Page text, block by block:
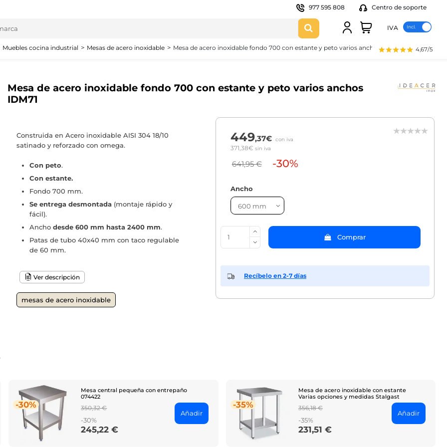
977 595 808 Centro de soporte
IVA
4,67/5
Muebles cocina industrial Mesas de acero inoxidable Mesa de acero inoxidable fondo 700 con estante y peto varios anchos IDM71
Mesa de acero inoxidable fondo 700 con estante y peto varios anchos
IDM71
Construida en Acero inoxidable AISI 304 18/10
satinado y reforzado con omega.
Con peto.
Con estante.
Fondo 700 mm.
Se entrega desmontada (montaje rápido y
fácil).
Ancho desde 600 mm hasta 2400 mm.
Patas de tubo 40x40 mm con taco regulable
de 60 mm.
Ver descripción
mesas de acero inoxidable
449,37€ con iva
371,38€ sin iva
641,95 € -30%
Ancho
Comprar
Recíbelo en 2-7 días
-30%
Mesa central pequeña con entrepaño
074422
Regular
price
350,32 €
-30%
Price
245,22 €
Añadir
-35%
Mesa de acero inoxidable con estante
Varias opciones y medidas Stalgast
Regular
price
356,18 €
-35%
Price
231,51 €
Añadir